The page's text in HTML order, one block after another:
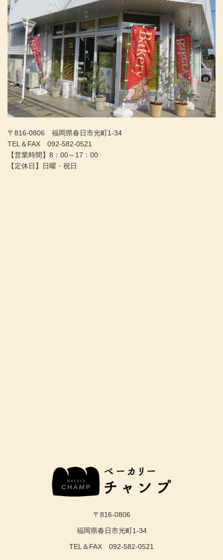
〒816-0806 福岡県春日市光町1-34
TEL＆FAX 092-582-0521
【営業時間】8：00～17：00
【定休日】日曜・祝日
〒816-0806
福岡県春日市光町1-34
TEL＆FAX 092-582-0521